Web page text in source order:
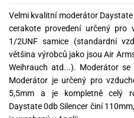
Velmi kvalitní moderátor
cerakote provedení určený pro
1/2UNF samice (standardní
většina výrobců jako jsou Air
Weihrauch atd...). Moderátor
Moderátor je určený pro
5,5mm a je kompletně celý
Daystate 0db Silencer činí